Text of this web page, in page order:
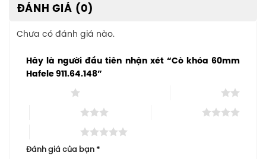
ĐÁNH GIÁ (0)
Chưa có đánh giá nào.
Hãy là người đầu tiên nhận xét “Cò khóa 60mm
Hafele 911.64.148”
Đánh giá của bạn *